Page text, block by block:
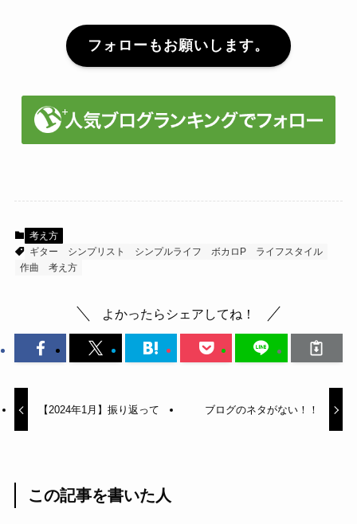
フォローもお願いします。
考え方
ギター
シンプリスト シンプルライフ ボカロP
ライフスタイル
作曲
考え方
よかったらシェアしてね！
【2024年1月】振り返って ブログのネタがない！！
この記事を書いた人